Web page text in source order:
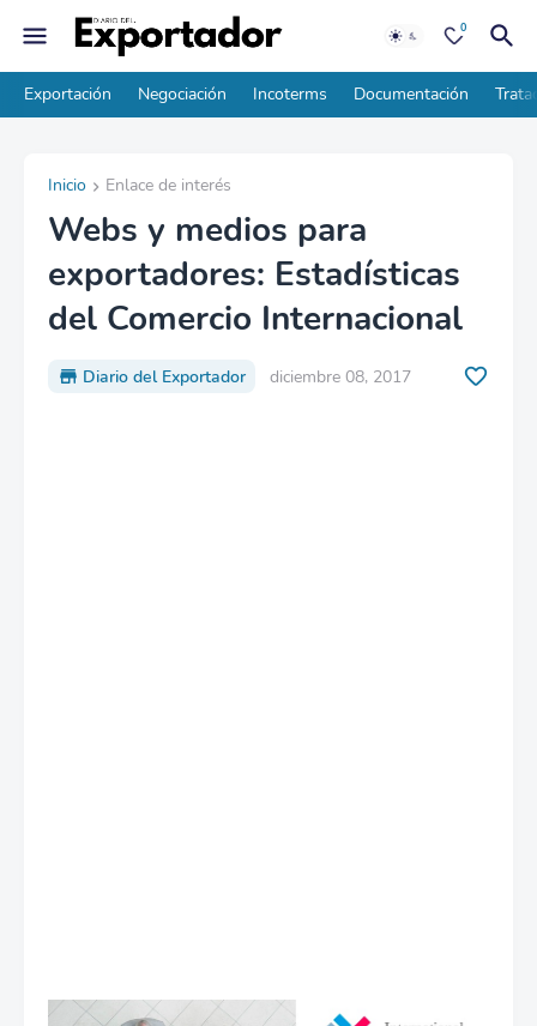
0
Exportación Negociación Incoterms Documentación
Inicio Enlace de interés
Webs y medios para
exportadores: Estadísticas
del Comercio Internacional
Diario del Exportador diciembre 08, 2017